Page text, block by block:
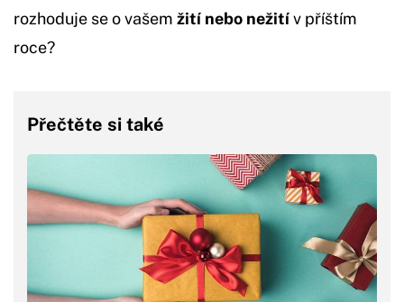
rozhoduje se o vašem žití nebo nežitív příštím
roce?
Přečtěte si také